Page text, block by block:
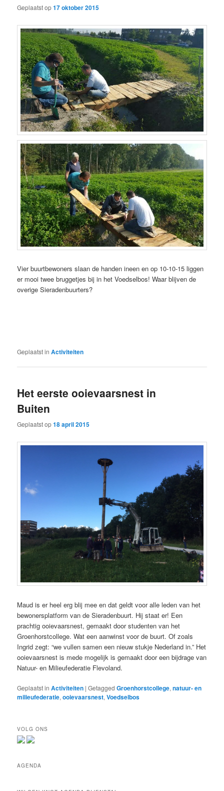
Geplaatst op17 oktober 2015
Vier buurtbewoners slaan de handen ineen en op 10-10-15 liggen
er mooi twee bruggetjesbij in het Voedselbos! Waar blijven de
overige Sieradenbuurters?
Geplaatst in Activiteiten
Het eerste ooievaarsnest in
Buiten
Geplaatst op18 april 2015
Maud is er heel erg blij mee en dat geldt voor alle leden van het
bewonersplatform van de Sieradenbuurt. Hij staat er! Een
prachtig ooievaarsnest, gemaakt door studenten van het
Groenhorstcollege. Wat een aanwinst voor de buurt. Of zoals
Ingrid zegt: “we vullen samen een nieuw stukje Nederland in.” Het
ooievaarsnest is mede mogelijk is gemaakt door een bijdrage van
Natuur- en Milieufederatie Flevoland.
Geplaatst in Activiteiten |Getagged Groenhorstcollege,natuur- en
milieufederatie,ooievaarsnest,Voedselbos
VOLG ONS
AGENDA